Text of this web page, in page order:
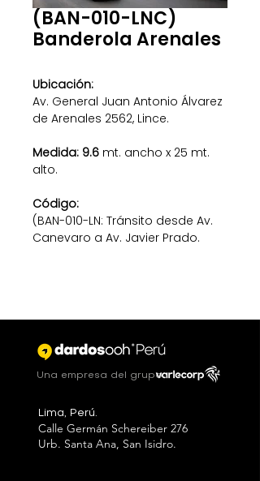
(BAN-010-LNC)
Banderola Arenales
Ubicación:
Av. General Juan Antonio Álvarez
de Arenales 2562, Lince.
Medida: 9.6 mt. ancho x 25 mt.
alto.
Código:
(BAN-010-LN: Tránsito desde Av.
Canevaro a Av. Javier Prado.
Una empresa del grupo
Lima, Perú.
Calle Germán Schereiber 276
Urb. Santa Ana, San Isidro.